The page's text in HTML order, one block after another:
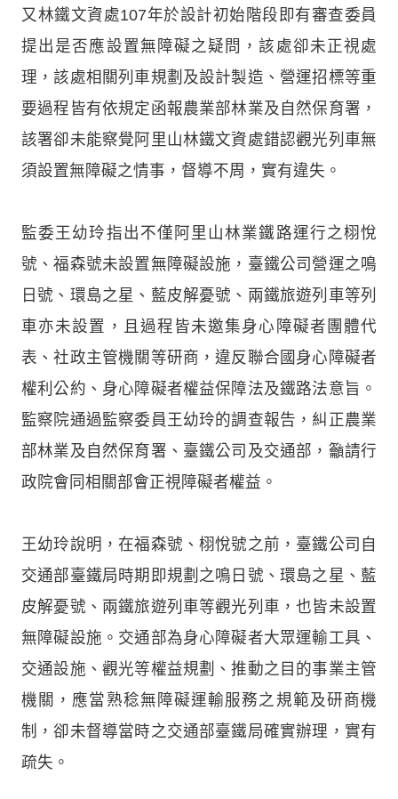
又林鐵文資處107年於設計初始階段即有審查委員
提出是否應設置無障礙之疑問，該處卻未正視處
理，該處相關列車規劃及設計製造、營運招標等重
要過程皆有依規定函報農業部林業及自然保育署，
該署卻未能察覺阿里山林鐵文資處錯認觀光列車無
須設置無障礙之情事，督導不周，實有違失。
監委王幼玲指出不僅阿里山林業鐵路運行之栩悅
號、福森號未設置無障礙設施，臺鐵公司營運之鳴
日號、環島之星、藍皮解憂號、兩鐵旅遊列車等列
車亦未設置，且過程皆未邀集身心障礙者團體代
表、社政主管機關等研商，違反聯合國身心障礙者
權利公約、身心障礙者權益保障法及鐵路法意旨。
監察院通過監察委員王幼玲的調查報告，糾正農業
部林業及自然保育署、臺鐵公司及交通部，籲請行
政院會同相關部會正視障礙者權益。
王幼玲說明，在福森號、栩悅號之前，臺鐵公司自
交通部臺鐵局時期即規劃之鳴日號、環島之星、藍
皮解憂號、兩鐵旅遊列車等觀光列車，也皆未設置
無障礙設施。交通部為身心障礙者大眾運輸工具、
交通設施、觀光等權益規劃、推動之目的事業主管
機關，應當熟稔無障礙運輸服務之規範及研商機
制，卻未督導當時之交通部臺鐵局確實辦理，實有
疏失。